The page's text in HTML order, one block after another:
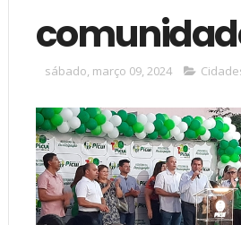
sábado, março 09, 2024